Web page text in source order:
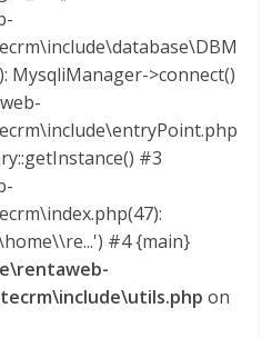
MysqliManager->connect()
#3
#4 {main}
on